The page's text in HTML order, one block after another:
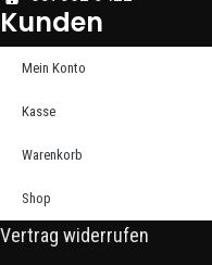
Kunden
Mein Konto
Kasse
Warenkorb
Shop
Vertrag widerrufen